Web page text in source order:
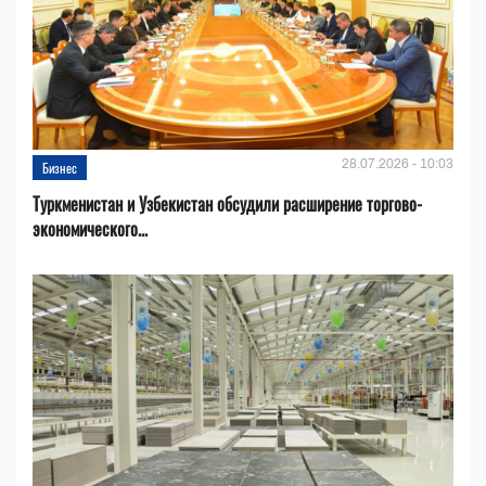
Бизнес 28.07.2026 - 10:03
Туркменистан и Узбекистан обсудили расширение торгово-
экономического...